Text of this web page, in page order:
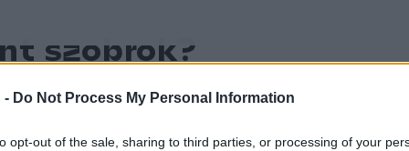
- Do Not Process My Personal Information
opt-out of the sale, sharing to third parties, or processing of your
szobrok?
Laundries című önálló kiállítása október 29-én
diplomát a Magyar Képzőművészeti Egyetemen.